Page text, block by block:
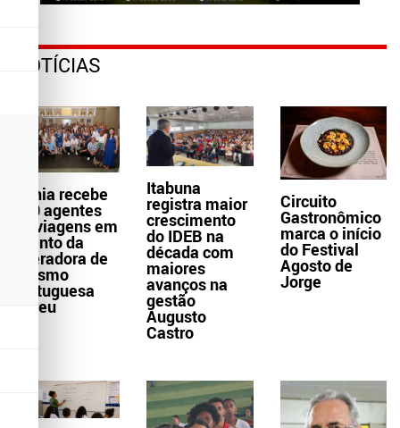
NOTÍCIAS
Bahia recebe
300 agentes
de viagens em
evento da
operadora de
turismo
portuguesa
Abreu
Itabuna
registra maior
crescimento
do IDEB na
década com
maiores
avanços na
gestão
Augusto
Castro
Circuito
Gastronômico
marca o início
do Festival
Agosto de
Jorge